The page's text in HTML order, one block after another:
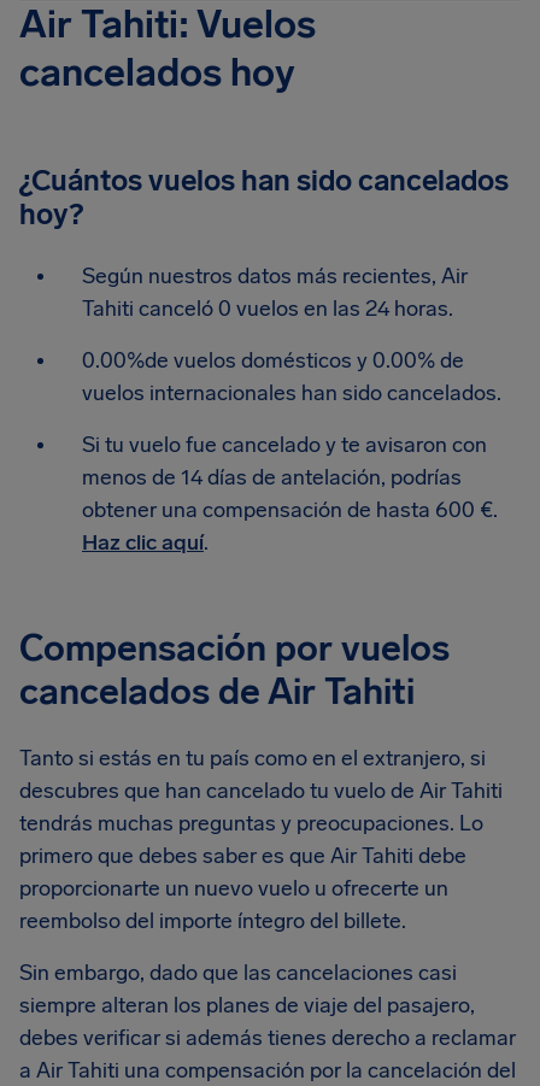
Air Tahiti: Vuelos
cancelados hoy
¿Cuántos vuelos han sido cancelados
hoy?
Según nuestros datos más recientes, Air
Tahiti canceló 0 vuelos en las 24 horas.
0.00%de vuelos domésticos y 0.00% de
vuelos internacionales han sido cancelados.
Si tu vuelo fue cancelado y te avisaron con
menos de 14 días de antelación, podrías
obtener una compensación de hasta 600 €.
Haz clic aquí.
Compensación por vuelos
cancelados de Air Tahiti
Tanto si estás en tu país como en el extranjero, si
descubres que han cancelado tu vuelo de Air Tahiti
tendrás muchas preguntas y preocupaciones. Lo
primero que debes saber es que Air Tahiti debe
proporcionarte un nuevo vuelo u ofrecerte un
reembolso del importe íntegro del billete.
Sin embargo, dado que las cancelaciones casi
siempre alteran los planes de viaje del pasajero,
debes verificar si además tienes derecho a reclamar
a Air Tahiti una compensación por la cancelación del